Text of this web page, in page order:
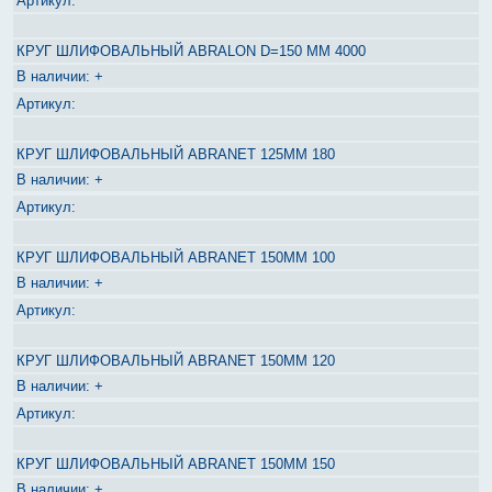
КРУГ ШЛИФОВАЛЬНЫЙ ABRALON D=150 MM 4000
+
КРУГ ШЛИФОВАЛЬНЫЙ ABRANET 125ММ 180
+
КРУГ ШЛИФОВАЛЬНЫЙ ABRANET 150ММ 100
+
КРУГ ШЛИФОВАЛЬНЫЙ ABRANET 150ММ 120
+
КРУГ ШЛИФОВАЛЬНЫЙ ABRANET 150ММ 150